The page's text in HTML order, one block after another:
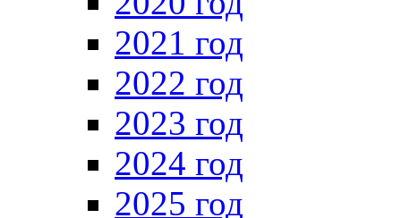
2021 год
2022 год
2023 год
2024 год
2025 год